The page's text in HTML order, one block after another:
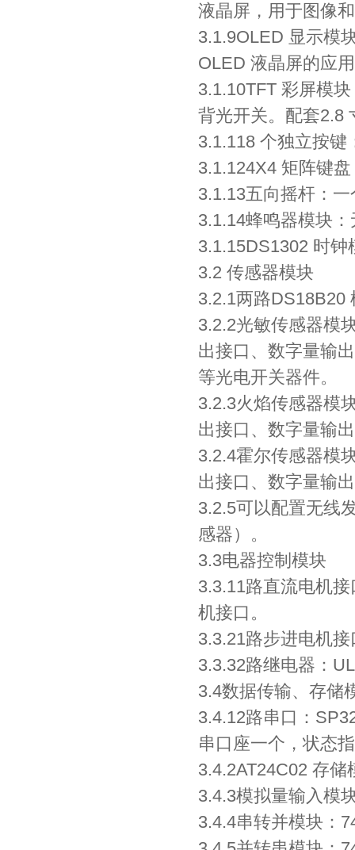
液晶屏，用于图像
3.1.9OLED 显示模
OLED 液晶屏的应
3.1.10TFT 彩屏模
背光开关。配套2.8
3.1.118 个独立按
3.1.124X4 矩阵键
3.1.13五向摇杆：
3.1.14蜂鸣器模块
3.1.15DS1302 时
3.2 传感器模块
3.2.1两路DS18B20
3.2.2光敏传感器模
出接口、数字量输
等光电开关器件。
3.2.3火焰传感器模
出接口、数字量输
3.2.4霍尔传感器模
出接口、数字量输
3.2.5可以配置无线
感器）。
3.3电器控制模块
3.3.11路直流电机
机接口。
3.3.21路步进电机
3.3.32路继电器：
3.4数据传输、存储
3.4.12路串口：
串口座一个，状态
3.4.2AT24C02 存
3.4.3模拟量输入模
3.4.4串转并模块：